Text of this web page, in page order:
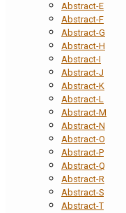
Abstract-E
Abstract-F
Abstract-G
Abstract-H
Abstract-I
Abstract-J
Abstract-K
Abstract-L
Abstract-M
Abstract-N
Abstract-O
Abstract-P
Abstract-Q
Abstract-R
Abstract-S
Abstract-T